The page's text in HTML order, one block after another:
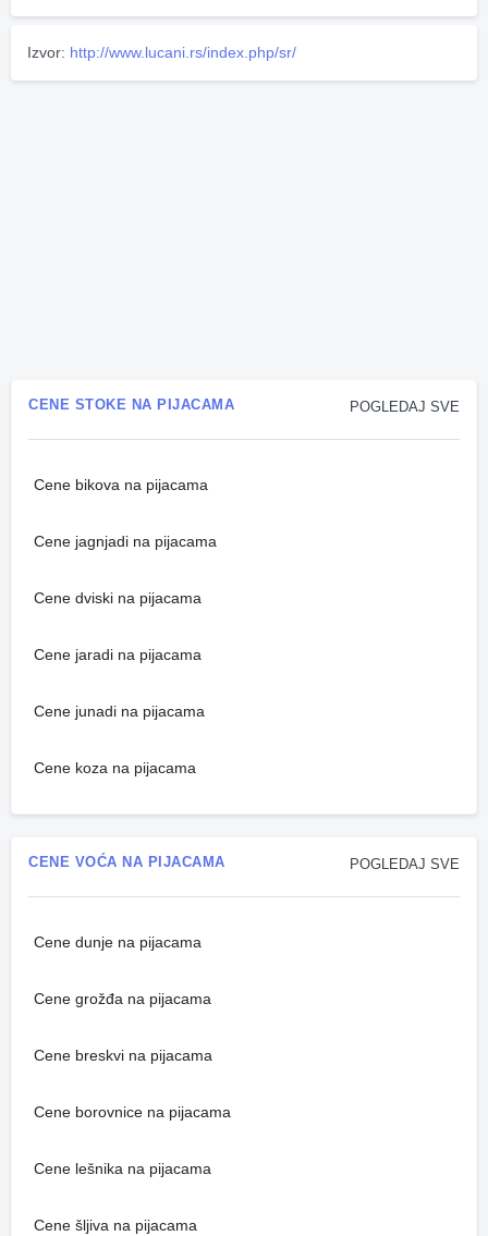
Izvor: http://www.lucani.rs/index.php/sr/
POGLEDAJ SVE
CENE STOKE NA PIJACAMA
Cene bikova na pijacama
Cene jagnjadi na pijacama
Cene dviski na pijacama
Cene jaradi na pijacama
Cene junadi na pijacama
Cene koza na pijacama
POGLEDAJ SVE
CENE VOĆA NA PIJACAMA
Cene dunje na pijacama
Cene grožđa na pijacama
Cene breskvi na pijacama
Cene borovnice na pijacama
Cene lešnika na pijacama
Cene šljiva na pijacama